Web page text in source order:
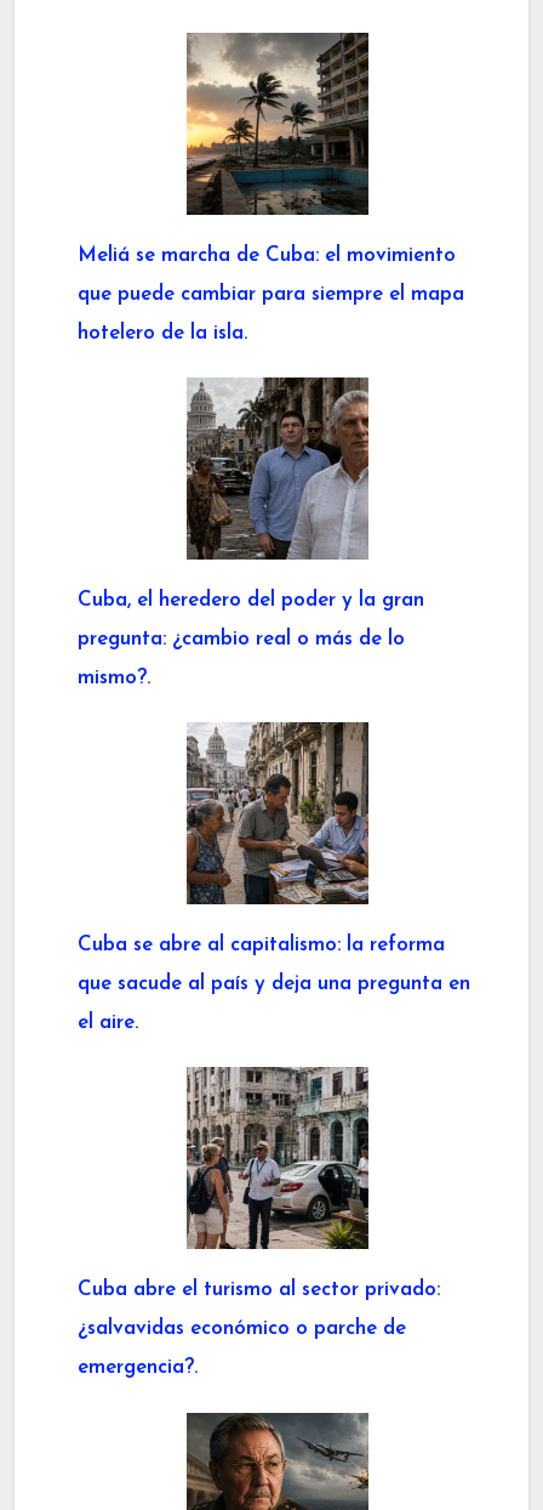
Meliá se marcha de Cuba: el movimiento
que puede cambiar para siempre el mapa
hotelero de la isla.
Cuba, el heredero del poder y la gran
pregunta: ¿cambio real o más de lo
mismo?.
Cuba se abre al capitalismo: la reforma
que sacude al país y deja una pregunta en
el aire.
Cuba abre el turismo al sector privado:
¿salvavidas económico o parche de
emergencia?.